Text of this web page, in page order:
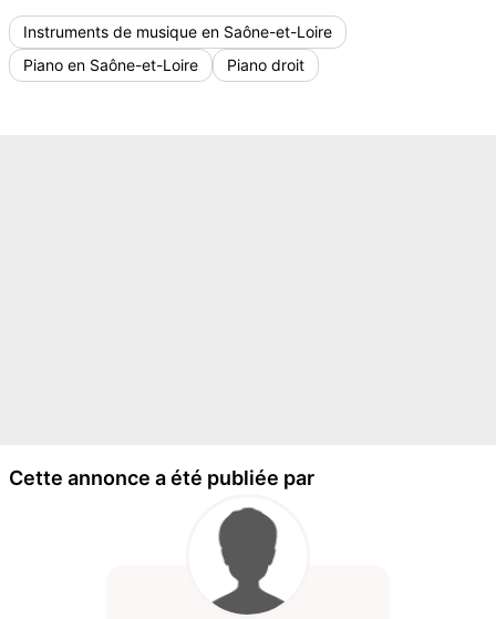
Instruments de musique en Saône-et-Loire
Piano en Saône-et-Loire
Piano droit
Cette annonce a été publiée par